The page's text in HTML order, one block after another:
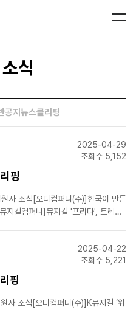
식
공지 뉴스클리핑
2025-04-29
조회수 5,152
핑
소식[오디컴퍼니(주)]한국이 만든
지컬컴퍼니]뮤지컬 '프리다', 트레일
2025-04-22
조회수 5,221
핑
소식[오디컴퍼니(주)]K뮤지컬 ‘위